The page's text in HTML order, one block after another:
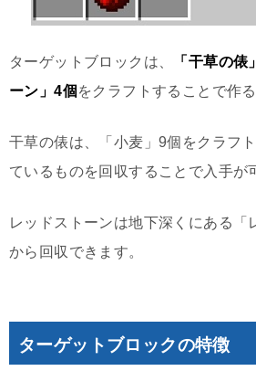
ターゲットブロックは、
「干草の
ーン」4個 をクラフトすることで作
干草の俵は、「小麦」9個をクラフ
ているものを回収することで入手が
レッドストーンは地下深くにある「
から回収できます。
ターゲットブロックの特徴